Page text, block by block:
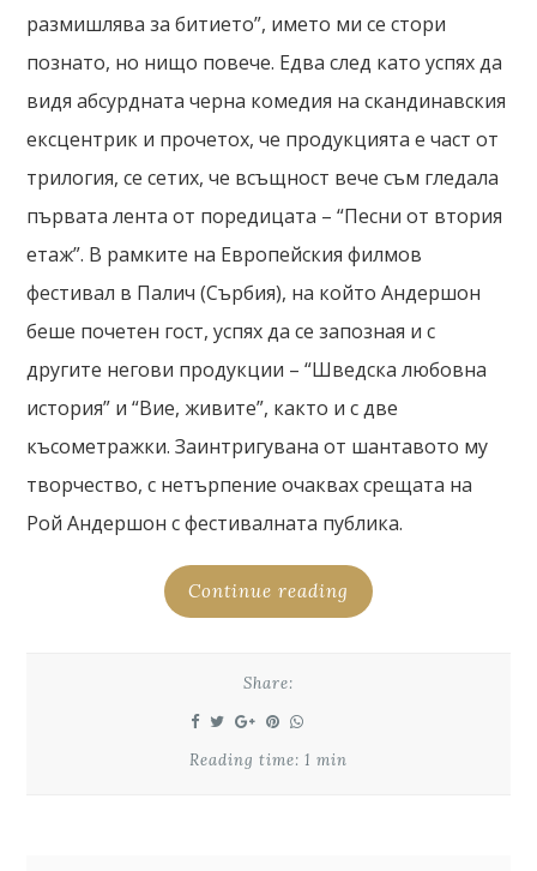
размишлява за битието”, името ми се стори
познато, но нищо повече. Едва след като успях да
видя абсурдната черна комедия на скандинавския
ексцентрик и прочетох, че продукцията е част от
трилогия, се сетих, че всъщност вече съм гледала
първата лента от поредицата – “Песни от втория
етаж”. В рамките на Европейския филмов
фестивал в Палич (Сърбия), на който Андершон
беше почетен гост, успях да се запозная и с
другите негови продукции – “Шведска любовна
история” и “Вие, живите”, както и с две
късометражки. Заинтригувана от шантавото му
творчество, с нетърпение очаквах срещата на
Рой Андершон с фестивалната публика.
Continue reading
Share:
Reading time: 1 min